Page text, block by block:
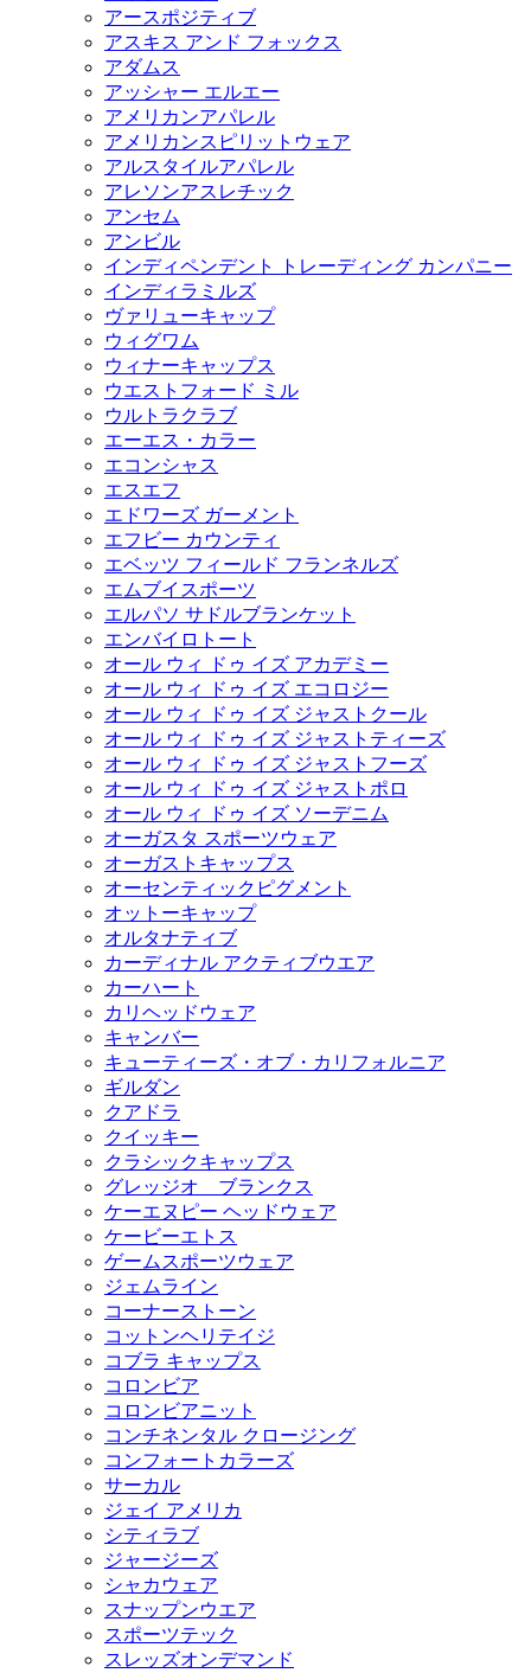
アースポジティブ
アスキス アンド フォックス
アダムス
アッシャー エルエー
アメリカンアパレル
アメリカンスピリットウェア
アルスタイルアパレル
アレソンアスレチック
アンセム
アンビル
インディペンデント トレーディング カンパニー
インディラミルズ
ヴァリューキャップ
ウィグワム
ウィナーキャップス
ウエストフォード ミル
ウルトラクラブ
エーエス・カラー
エコンシャス
エスエフ
エドワーズ ガーメント
エフビー カウンティ
エベッツ フィールド フランネルズ
エムブイスポーツ
エルパソ サドルブランケット
エンバイロトート
オール ウィ ドゥ イズ アカデミー
オール ウィ ドゥ イズ エコロジー
オール ウィ ドゥ イズ ジャストクール
オール ウィ ドゥ イズ ジャストティーズ
オール ウィ ドゥ イズ ジャストフーズ
オール ウィ ドゥ イズ ジャストポロ
オール ウィ ドゥ イズ ソーデニム
オーガスタ スポーツウェア
オーガストキャップス
オーセンティックピグメント
オットーキャップ
オルタナティブ
カーディナル アクティブウエア
カーハート
カリヘッドウェア
キャンバー
キューティーズ・オブ・カリフォルニア
ギルダン
クアドラ
クイッキー
クラシックキャップス
グレッジオ ブランクス
ケーエヌピー ヘッドウェア
ケービーエトス
ゲームスポーツウェア
ジェムライン
コーナーストーン
コットンヘリテイジ
コブラ キャップス
コロンビア
コロンビアニット
コンチネンタル クロージング
コンフォートカラーズ
サーカル
ジェイ アメリカ
シティラブ
ジャージーズ
シャカウェア
スナップンウエア
スポーツテック
スレッズオンデマンド